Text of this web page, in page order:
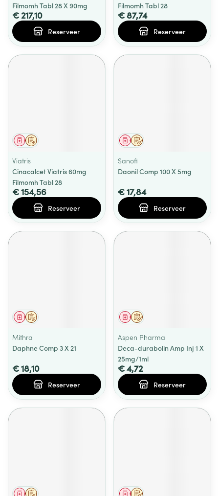
Filmomh Tabl 28 X 90mg
€ 217,10
Reserveer
Filmomh Tabl 28
€ 87,74
Reserveer
Op voorschrift
Geneesmiddel
Viatris
Cinacalcet Viatris 60mg
Filmomh Tabl 28
€ 154,56
Reserveer
Op voorschrift
Geneesmiddel
Sanofi
Daonil Comp 100 X 5mg
€ 17,84
Reserveer
Op voorschrift
Geneesmiddel
Mithra
Daphne Comp 3 X 21
€ 18,10
Reserveer
Op voorschrift
Geneesmiddel
Aspen Pharma
Deca-durabolin Amp Inj 1 X
25mg/1ml
€ 4,72
Reserveer
Op voorschrift
Geneesmiddel Op voorschrift
Geneesmiddel